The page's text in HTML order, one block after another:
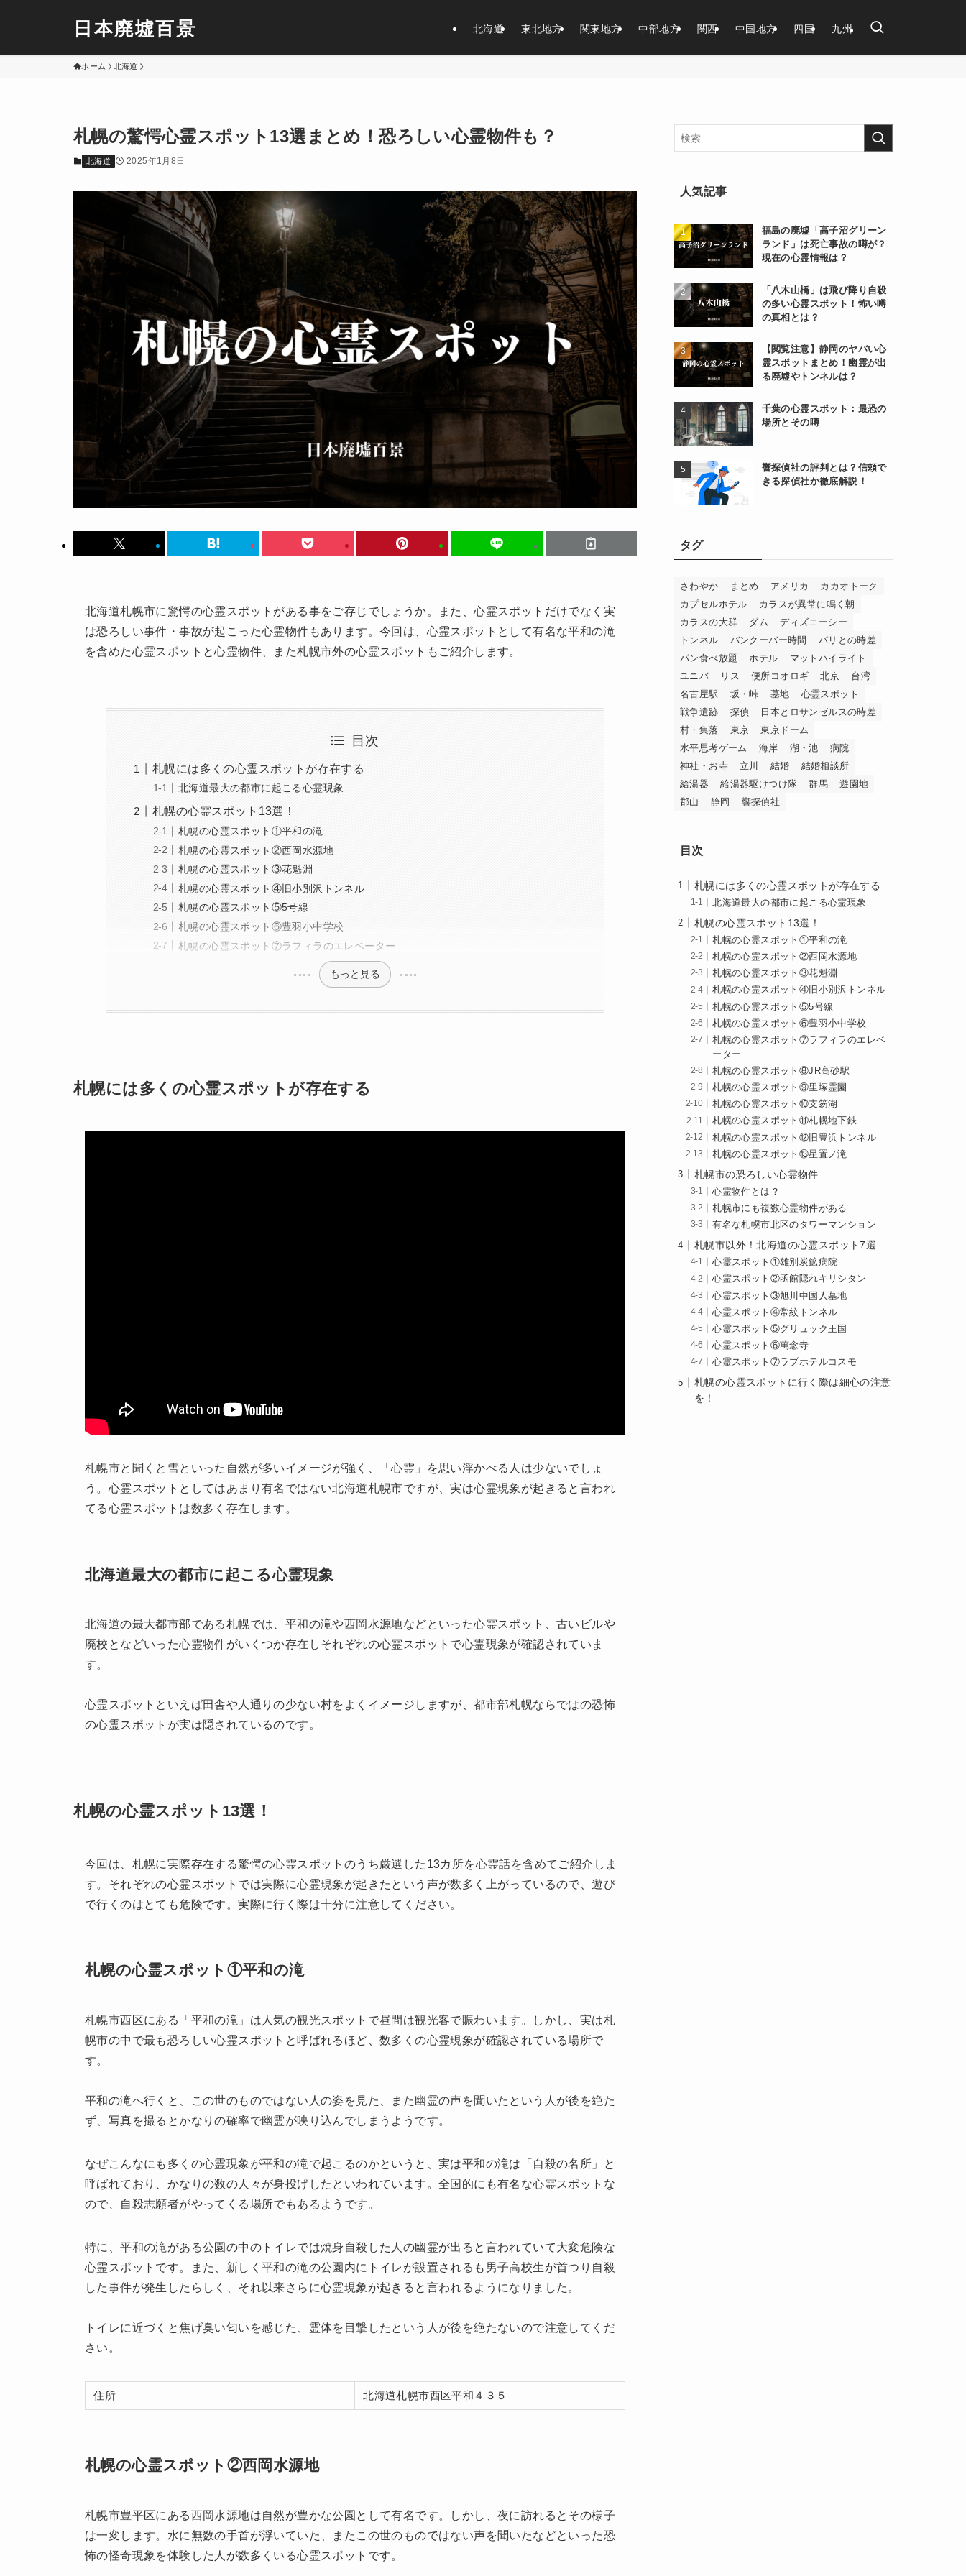
日本廃墟百景 北海道 東北地方 関東地方 中部地方 関西 中国地方 四国 九州
ホーム 北海道
札幌の驚愕心霊スポット13選まとめ！恐ろしい心霊物件も？
北海道 2025年1月8日
北海道札幌市に驚愕の心霊スポットがある事をご存じでしょうか。また、心霊スポットだけでなく実
は恐ろしい事件・事故が起こった心霊物件もあります。今回は、心霊スポットとして有名な平和の滝
を含めた心霊スポットと心霊物件、また札幌市外の心霊スポットもご紹介します。
目次
札幌には多くの心霊スポットが存在する
北海道最大の都市に起こる心霊現象
札幌の心霊スポット13選！
札幌の心霊スポット①平和の滝
札幌の心霊スポット②西岡水源地
札幌の心霊スポット③花魁淵
札幌の心霊スポット④旧小別沢トンネル
札幌の心霊スポット⑤5号線
札幌の心霊スポット⑥豊羽小中学校
札幌の心霊スポット⑦ラフィラのエレベーター
もっと見る
札幌には多くの心霊スポットが存在する
札幌市と聞くと雪といった自然が多いイメージが強く、「心霊」を思い浮かべる人は少ないでしょ
う。心霊スポットとしてはあまり有名ではない北海道札幌市ですが、実は心霊現象が起きると言われ
てる心霊スポットは数多く存在します。
北海道最大の都市に起こる心霊現象
北海道の最大都市部である札幌では、平和の滝や西岡水源地などといった心霊スポット、古いビルや
廃校となどいった心霊物件がいくつか存在しそれぞれの心霊スポットで心霊現象が確認されていま
す。
心霊スポットといえば田舎や人通りの少ない村をよくイメージしますが、都市部札幌ならではの恐怖
の心霊スポットが実は隠されているのです。
札幌の心霊スポット13選！
今回は、札幌に実際存在する驚愕の心霊スポットのうち厳選した13カ所を心霊話を含めてご紹介しま
す。それぞれの心霊スポットでは実際に心霊現象が起きたという声が数多く上がっているので、遊び
で行くのはとても危険です。実際に行く際は十分に注意してください。
札幌の心霊スポット①平和の滝
札幌市西区にある「平和の滝」は人気の観光スポットで昼間は観光客で賑わいます。しかし、実は札
幌市の中で最も恐ろしい心霊スポットと呼ばれるほど、数多くの心霊現象が確認されている場所で
す。
平和の滝へ行くと、この世のものではない人の姿を見た、また幽霊の声を聞いたという人が後を絶た
ず、写真を撮るとかなりの確率で幽霊が映り込んでしまうようです。
なぜこんなにも多くの心霊現象が平和の滝で起こるのかというと、実は平和の滝は「自殺の名所」と
呼ばれており、かなりの数の人々が身投げしたといわれています。全国的にも有名な心霊スポットな
ので、自殺志願者がやってくる場所でもあるようです。
特に、平和の滝がある公園の中のトイレでは焼身自殺した人の幽霊が出ると言われていて大変危険な
心霊スポットです。また、新しく平和の滝の公園内にトイレが設置されるも男子高校生が首つり自殺
した事件が発生したらしく、それ以来さらに心霊現象が起きると言われるようになりました。
トイレに近づくと焦げ臭い匂いを感じた、霊体を目撃したという人が後を絶たないので注意してくだ
さい。
住所 北海道札幌市西区平和４３５
札幌の心霊スポット②西岡水源地
札幌市豊平区にある西岡水源地は自然が豊かな公園として有名です。しかし、夜に訪れるとその様子
は一変します。水に無数の手首が浮いていた、またこの世のものではない声を聞いたなどといった恐
怖の怪奇現象を体験した人が数多くいる心霊スポットです。
人気記事
福島の廃墟「高子沼グリーン
ランド」は死亡事故の噂が？
現在の心霊情報は？
「八木山橋」は飛び降り自殺
の多い心霊スポット！怖い噂
の真相とは？
【閲覧注意】静岡のヤバい心
霊スポットまとめ！幽霊が出
る廃墟やトンネルは？
千葉の心霊スポット：最恐の
場所とその噂
響探偵社の評判とは？信頼で
きる探偵社か徹底解説！
タグ
さわやか まとめ アメリカ
カカオトーク
カプセルホテル
カラスが異常に鳴く朝
カラスの大群
ダム
ディズニーシー
トンネル
バンクーバー時間
パリとの時差
パン食べ放題
ホテル
マットハイライト
ユニバ
リス 便所コオロギ 北京
台湾
名古屋駅
坂・峠 墓地
心霊スポット
戦争遺跡
探偵
日本とロサンゼルスの時差
村・集落
東京
東京ドーム
水平思考ゲーム
海岸 湖・池
病院
神社・お寺
立川 結婚
結婚相談所
給湯器
給湯器駆けつけ隊 群馬
遊園地
郡山
静岡 響探偵社
目次
札幌には多くの心霊スポットが存在する
北海道最大の都市に起こる心霊現象
札幌の心霊スポット13選！
札幌の心霊スポット①平和の滝
札幌の心霊スポット②西岡水源地
札幌の心霊スポット③花魁淵
札幌の心霊スポット④旧小別沢トンネル
札幌の心霊スポット⑤5号線
札幌の心霊スポット⑥豊羽小中学校
札幌の心霊スポット⑦ラフィラのエレベ
ーター
札幌の心霊スポット⑧JR高砂駅
札幌の心霊スポット⑨里塚霊園
札幌の心霊スポット⑩支笏湖
札幌の心霊スポット⑪札幌地下鉄
札幌の心霊スポット⑫旧豊浜トンネル
札幌の心霊スポット⑬星置ノ滝
札幌市の恐ろしい心霊物件
心霊物件とは？
札幌市にも複数心霊物件がある
有名な札幌市北区のタワーマンション
札幌市以外！北海道の心霊スポット7選
心霊スポット①雄別炭鉱病院
心霊スポット②函館隠れキリシタン
心霊スポット③旭川中国人墓地
心霊スポット④常紋トンネル
心霊スポット⑤グリュック王国
心霊スポット⑥萬念寺
心霊スポット⑦ラブホテルコスモ
札幌の心霊スポットに行く際は細心の注意
を！